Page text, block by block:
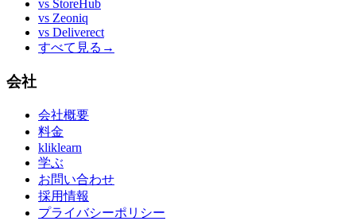
vs StoreHub
vs Zeoniq
vs Deliverect
すべて見る →
会社
会社概要
料金
kliklearn
学ぶ
お問い合わせ
採用情報
プライバシーポリシー